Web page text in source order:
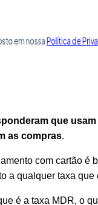
que
as compras.
com cartão é
a qualquer taxa que
é a taxa MDR, o